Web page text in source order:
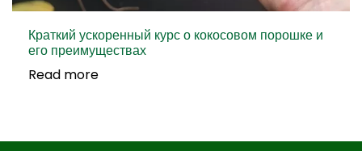
Краткий ускоренный курс о кокосовом порошке и
его преимуществах
Read more